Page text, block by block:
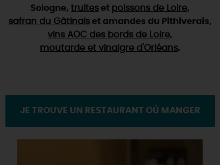
La Route des Métiers d'Art
TOUT L'ART DE VIVRE
Une saison de festivals 🎉
Rendez-vous de la nature en 2026
Des sorties en famille dans le Loiret !
Où sortir ?
Sologne, truites et poissons de Loire,
safran du Gâtinais et amandes du Pithiverais,
vins AOC des bords de Loire,
moutarde et vinaigre d'Orléans.
JE TROUVE UN RESTAURANT OÙ MANGER